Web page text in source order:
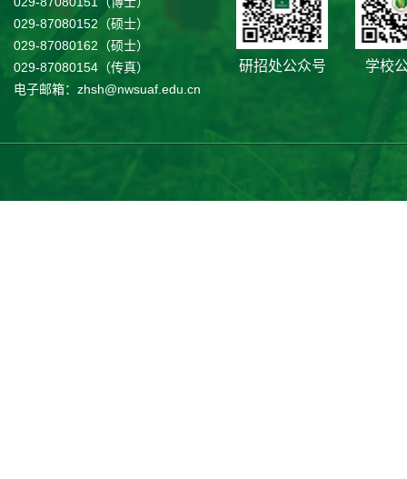
029-87080152（硕士）
029-87080162（硕士）
029-87080154（传真）
电子邮箱：zhsh@nwsuaf.edu.cn
研招处公众号 学校